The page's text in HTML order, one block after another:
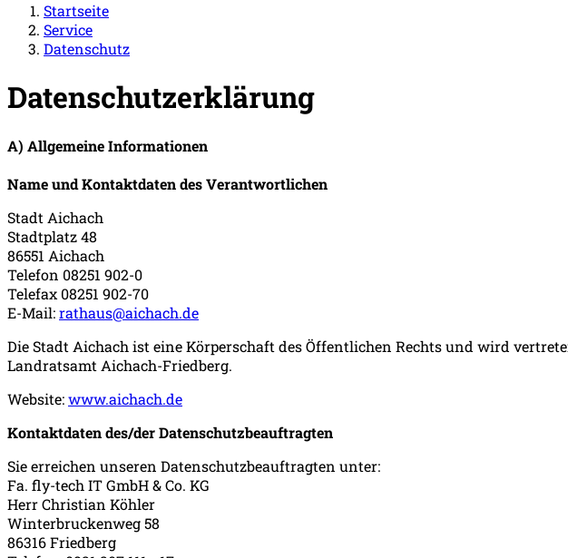
Startseite
Service
Datenschutz
Datenschutzerklärung
A) Allgemeine Informationen
Name und Kontaktdaten des Verantwortlichen
Stadt Aichach
Stadtplatz 48
86551 Aichach
Telefon 08251 902-0
Telefax 08251 902-70
E-Mail:rathaus@aichach.de
Die Stadt Aichach ist eine Körperschaft des Öffentlichen Rechts und wird
Landratsamt Aichach-Friedberg.
Website:www.aichach.de
Kontaktdaten des/der Datenschutzbeauftragten
Sie erreichen unseren Datenschutzbeauftragten unter:
Fa. fly-tech IT GmbH & Co. KG
Herr Christian Köhler
Winterbruckenweg 58
86316 Friedberg